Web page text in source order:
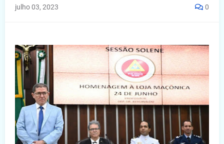
julho 03, 2023 0